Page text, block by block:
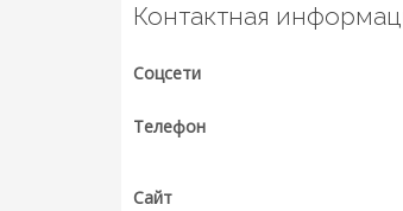
Контактная
Соцсети
Телефон
Сайт